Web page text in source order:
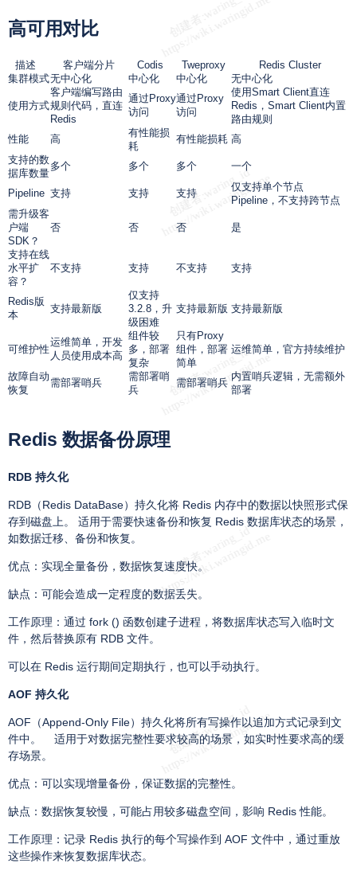
高可用对比
描述 客户端分片 Codis Tweproxy
Redis Cluster
集群模式无中心化 中心化 中心化 无中心化
使用方式
客户端编写路由
规则代码，直连
Redis
通过Proxy
访问
通过Proxy
访问
使用Smart Client直连
Redis，Smart Client内置
路由规则
性能
高
有性能损
耗
有性能损耗 高
支持的数
据库数量
多个 多个 多个 一个
Pipeline 支持 支持 支持
仅支持单个节点
Pipeline，不支持跨节点
需升级客
户端
SDK？
否 否 否 是
支持在线
水平扩
容？
不支持 支持 不支持 支持
Redis版
本
支持最新版
仅支持
3.2.8，升
级困难
支持最新版 支持最新版
可维护性
运维简单，开发
人员使用成本高
组件较
多，部署
复杂
只有Proxy
组件，部署
简单
运维简单，官方持续维护
故障自动
恢复
需部署哨兵
需部署哨
兵
需部署哨兵
内置哨兵逻辑，无需额外
部署
Redis 数据备份原理
RDB 持久化
RDB（Redis DataBase）持久化将 Redis 内存中的数据以快照形式保
存到磁盘上。 适用于需要快速备份和恢复 Redis 数据库状态的场景，
如数据迁移、备份和恢复。
优点：实现全量备份，数据恢复速度快。
缺点：可能会造成一定程度的数据丢失。
工作原理：通过 fork () 函数创建子进程，将数据库状态写入临时文
件，然后替换原有 RDB 文件。
可以在 Redis 运行期间定期执行，也可以手动执行。
AOF 持久化
AOF（Append-Only File）持久化将所有写操作以追加方式记录到文
件中。 适用于对数据完整性要求较高的场景，如实时性要求高的缓
存场景。
优点：可以实现增量备份，保证数据的完整性。
缺点：数据恢复较慢，可能占用较多磁盘空间，影响 Redis 性能。
工作原理：记录 Redis 执行的每个写操作到 AOF 文件中，通过重放
这些操作来恢复数据库状态。